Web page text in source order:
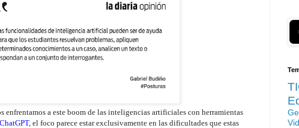
enfrentamos a este boom de las inteligencias artificiales con herramientas
ChatGPT, el foco parece estar exclusivamente en las dificultades que estas